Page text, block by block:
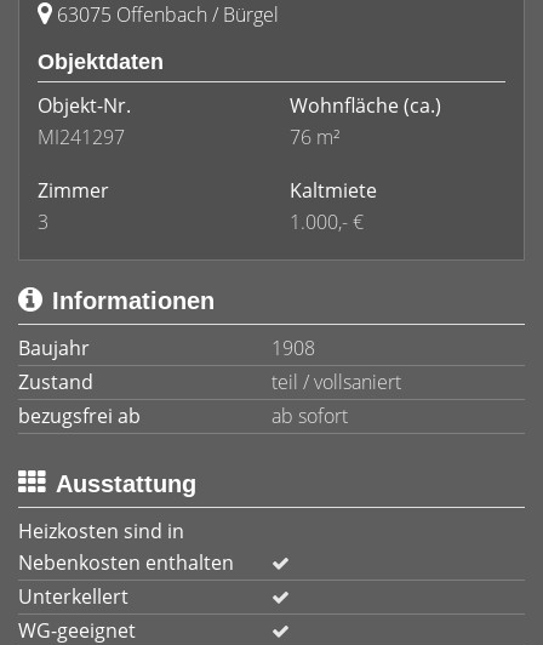
63075 Offenbach / Bürgel
Objektdaten
Objekt-Nr.
MI241297
Wohnfläche(ca.)
76 m²
Zimmer
3
Kaltmiete
1.000,- €
Informationen
Baujahr
1908
Zustand
teil / vollsaniert
bezugsfrei ab
ab sofort
Ausstattung
Heizkosten sind in
Nebenkosten enthalten
Unterkellert
WG-geeignet